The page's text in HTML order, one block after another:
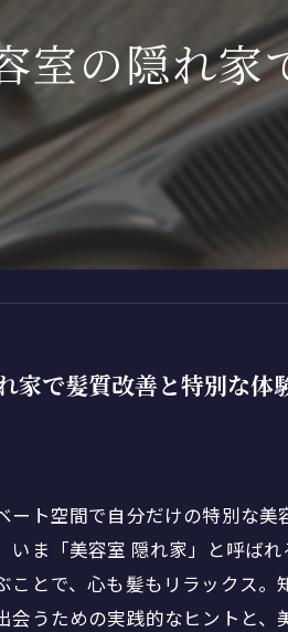
室の隠れ家
家で髪質改善と特別な体
ート空間で自分だけの特別な
いま「美容室 隠れ家」と呼ば
ことで、心も髪もリラックス
会うための実践的なヒントと、